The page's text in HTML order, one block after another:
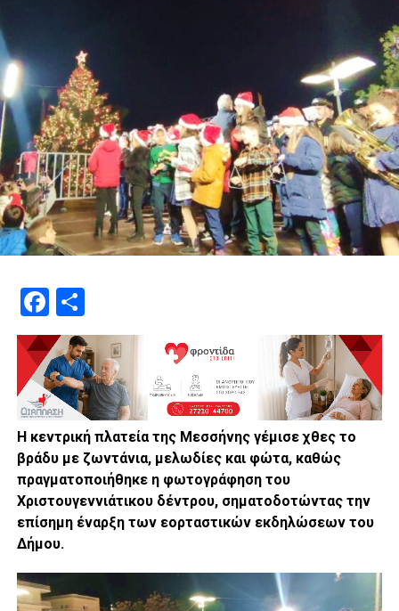
Facebook
Μοιραστείτε
Η κεντρική πλατεία της Μεσσήνης γέμισε χθες το
βράδυ με ζωντάνια, μελωδίες και φώτα, καθώς
πραγματοποιήθηκε η φωτογράφηση του
Χριστουγεννιάτικου δέντρου, σηματοδοτώντας την
επίσημη έναρξη των εορταστικών εκδηλώσεων του
Δήμου.